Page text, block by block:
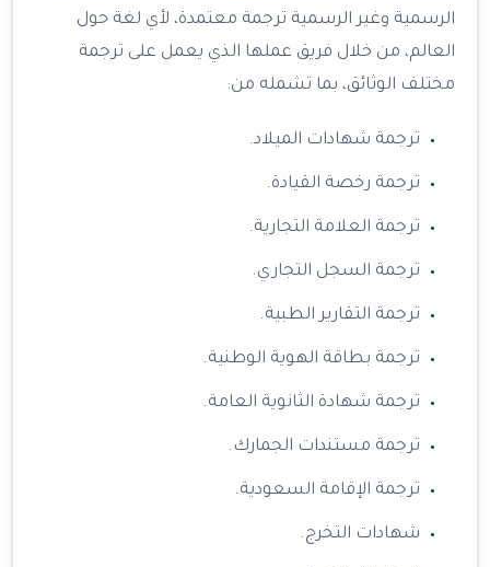
الرسمية وغير الرسمية ترجمة معتمدة، لأي لغة حول
العالم، من خلال فريق عملها الذي يعمل على ترجمة
مختلف الوثائق، بما تشمله من:
ترجمة شهادات الميلاد.
ترجمة رخصة القيادة.
ترجمة العلامة التجارية.
ترجمة السجل التجاري.
ترجمة التقارير الطبية.
ترجمة بطاقة الهوية الوطنية.
ترجمة شهادة الثانوية العامة.
ترجمة مستندات الجمارك.
ترجمة الإقامة السعودية.
شهادات التخرج.